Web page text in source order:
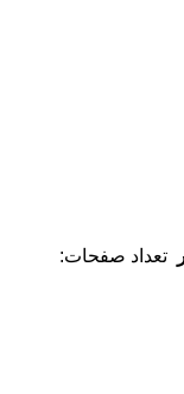
تعداد صفحات: